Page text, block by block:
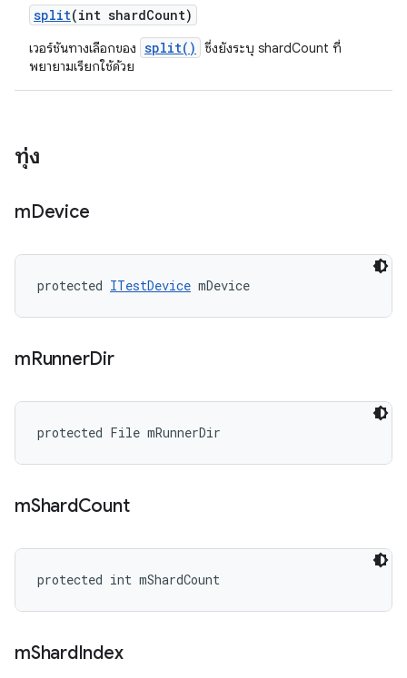
split(int shardCount)
เวอร์ชันทางเลือกของ split()
ซึ่งยังระบุ shardCount ที่
พยายามเรียกใช้ด้วย
ทุ่ง
mDevice
protected ITestDevice mDevice
mRunnerDir
protected File mRunnerDir
mShardCount
protected int mShardCount
mShardIndex